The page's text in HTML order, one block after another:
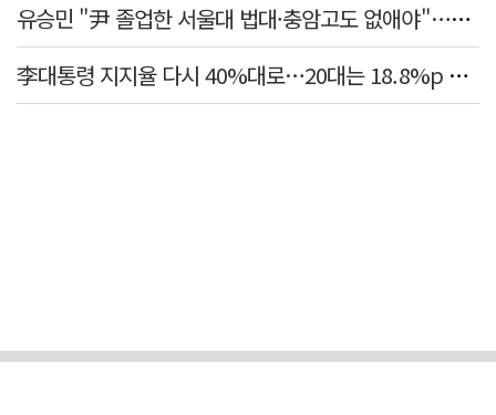
유승민 "尹 졸업한 서울대 법대·충암고도 없애야"…李 육사 통합 직격
李대통령 지지율 다시 40%대로…20대는 18.8%p 급락